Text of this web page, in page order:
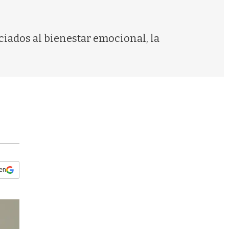
al bienestar emocional, la